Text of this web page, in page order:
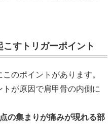
すトリガーポイント
のポイントがあります。
が原因で肩甲骨の内側に
の集まりが痛みが現れる部